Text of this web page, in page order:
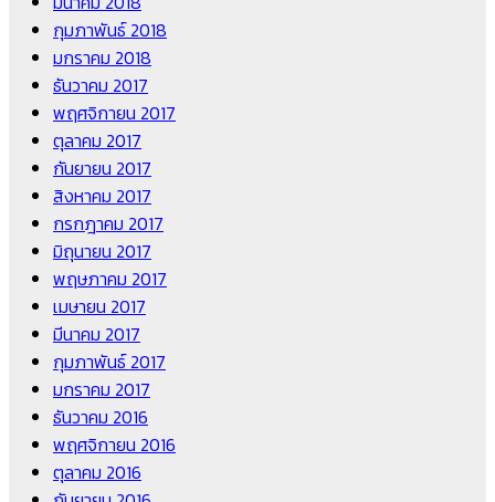
กุมภาพันธ์ 2018
มกราคม 2018
ธันวาคม 2017
พฤศจิกายน 2017
ตุลาคม 2017
กันยายน 2017
สิงหาคม 2017
กรกฎาคม 2017
มิถุนายน 2017
พฤษภาคม 2017
เมษายน 2017
มีนาคม 2017
กุมภาพันธ์ 2017
มกราคม 2017
ธันวาคม 2016
พฤศจิกายน 2016
ตุลาคม 2016